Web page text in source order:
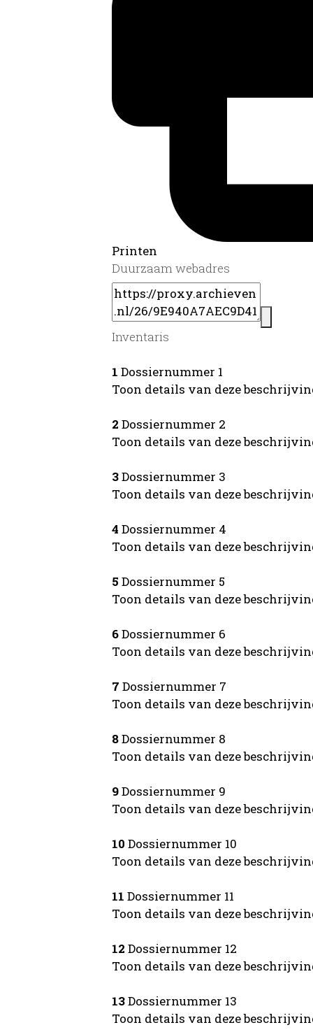
Printen
Duurzaam webadres
Inventaris
1 Dossiernummer 1
Toon details van deze
2 Dossiernummer 2
Toon details van deze
3Dossiernummer 3
Toon details van deze
4 Dossiernummer 4
Toon details van deze
5 Dossiernummer 5
Toon details van deze
6Dossiernummer 6
Toon details van deze
7 Dossiernummer 7
Toon details van deze
8Dossiernummer 8
Toon details van deze
9Dossiernummer 9
Toon details van deze
10 Dossiernummer 10
Toon details van deze
11 Dossiernummer 11
Toon details van deze
12 Dossiernummer 12
Toon details van deze
13Dossiernummer 13
Toon details van deze